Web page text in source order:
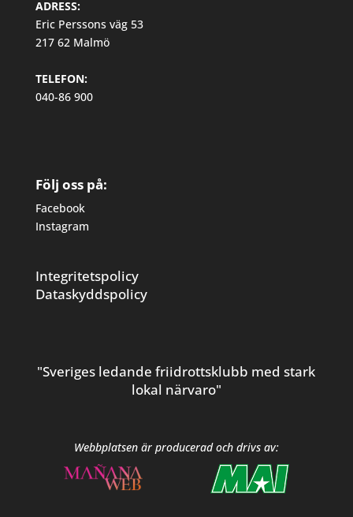
ADRESS:
Eric Perssons väg 53
217 62 Malmö
TELEFON:
040-86 900
Följ oss på:
Facebook
Instagram
Integritetspolicy
Dataskyddspolicy
"Sveriges ledande friidrottsklubb med stark
lokal närvaro"
Webbplatsen är producerad och drivs av: